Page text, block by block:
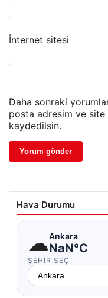
İnternet sitesi
Daha sonraki
posta adresim ve site
kaydedilsin.
Hava Durumu
☁Ankara
NaN°C
ŞEHIR SEÇ